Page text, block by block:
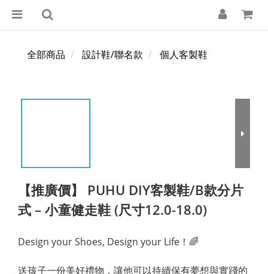
全部商品 設計鞋/聯名款 個人客製鞋
【推廣價】 PUHU DIY客製鞋/B款分片
式 – 小童健走鞋 (尺寸12.0-18.0)
Design your Shoes, Design your Life！🌈
送孩子一份美好禮物，讓他可以持續保有夢想與實踐的